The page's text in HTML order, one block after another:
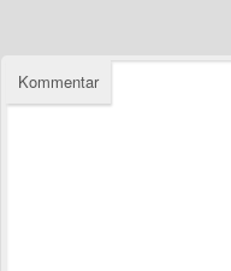
Kommentar